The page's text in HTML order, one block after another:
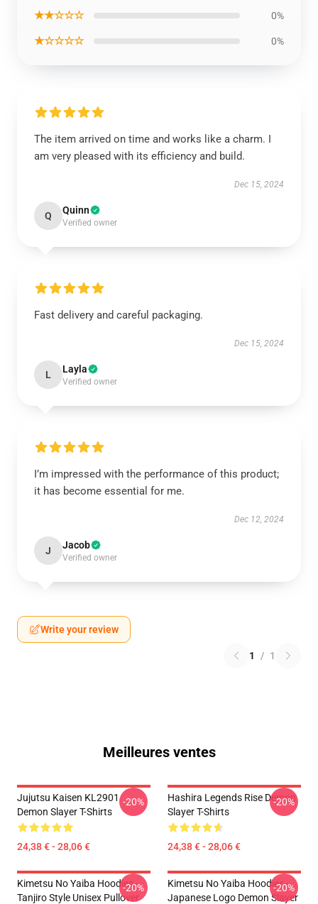
★★☆☆☆ 0%
★☆☆☆☆ 0%
The item arrived on time and works like a charm. I
am very pleased with its efficiency and build.
Dec 15, 2024
Q Quinn
Verified owner
Fast delivery and careful packaging.
Dec 15, 2024
L Layla
Verified owner
I’m impressed with the performance of this product;
it has become essential for me.
Dec 12, 2024
J Jacob
Verified owner
Write your review
1 / 1
Meilleures ventes
Jujutsu Kaisen KL2901
Demon Slayer T-Shirts
24,38 € - 28,06 €
-20%
Hashira Legends Rise Demon
Slayer T-Shirts
24,38 € - 28,06 €
-20%
Kimetsu No Yaiba Hoodies -
Tanjiro Style Unisex Pullover
-20%
Kimetsu No Yaiba Hoodies -
Japanese Logo Demon Slayer
-20%